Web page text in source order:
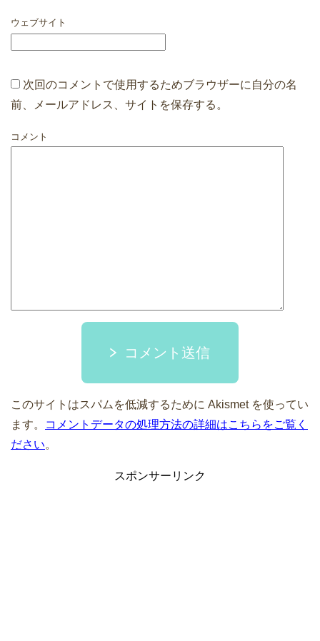
ウェブサイト
次回のコメントで使用するためブラウザーに自分の名
前、メールアドレス、サイトを保存する。
コメント
コメント送信
このサイトはスパムを低減するために Akismet を使ってい
ます。
コメントデータの処理方法の詳細はこちらをご覧く
ださい。
スポンサーリンク